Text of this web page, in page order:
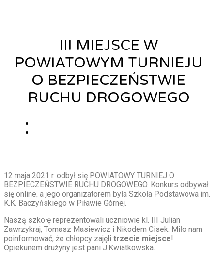
III MIEJSCE W
POWIATOWYM TURNIEJU
O BEZPIECZEŃSTWIE
RUCHU DROGOWEGO
12 maja 2021 r. odbył się POWIATOWY TURNIEJ O
BEZPIECZEŃSTWIE RUCHU DROGOWEGO. Konkurs odbywał
się online, a jego organizatorem była Szkoła Podstawowa im.
K.K. Baczyńskiego w Piławie Górnej.
Naszą szkołę reprezentowali uczniowie kl. III Julian
Zawrzykraj, Tomasz Masiewicz i Nikodem Cisek. Miło nam
poinformować, że chłopcy zajęli trzecie miejsce!
Opiekunem drużyny jest pani J.Kwiatkowska.